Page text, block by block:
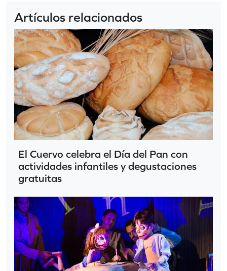
Artículos relacionados
El Cuervo celebra el Día del Pan con
actividades infantiles y degustaciones
gratuitas